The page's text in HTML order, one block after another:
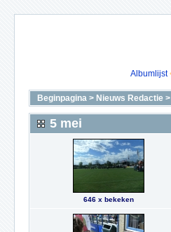
Albumlijst
Beginpagina > Nieuws Redactie >
5 mei
646 x bekeken